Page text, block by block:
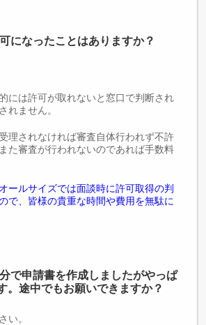
になったことはありますか？
には許可が取れないと窓口で判断され
れません。
理されなければ審査自体行われず不許
た審査が行われないのであれば手数料
ールサイズでは面談時に許可取得の判
で、皆様の貴重な時間や費用を無駄に
で申請書を作成しましたがやっぱ
。途中でもお願いできますか？
い。